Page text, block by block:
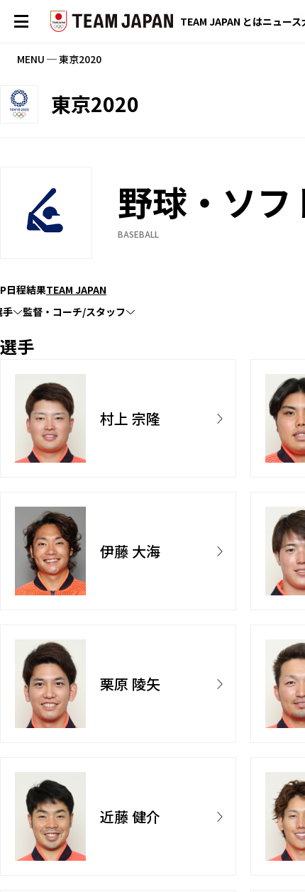
TEAM JAPAN とはニュース
MENU ─ 東京2020
東京2020
野球・ソ
BASEBALL
日程結果TEAM JAPAN
手
監督・コーチ/スタッフ
選手
村上 宗隆
伊藤 大海
栗原 陵矢
近藤 健介